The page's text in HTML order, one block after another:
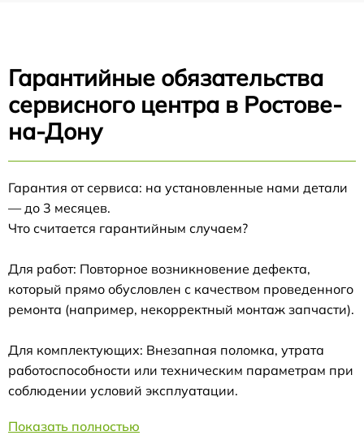
Гарантийные обязательства
сервисного центра в Ростове-
на-Дону
Гарантия от сервиса: на установленные нами детали
— до 3 месяцев.
Что считается гарантийным случаем?
Для работ: Повторное возникновение дефекта,
который прямо обусловлен с качеством проведенного
ремонта (например, некорректный монтаж запчасти).
Для комплектующих: Внезапная поломка, утрата
работоспособности или техническим параметрам при
соблюдении условий эксплуатации.
Показать полностью